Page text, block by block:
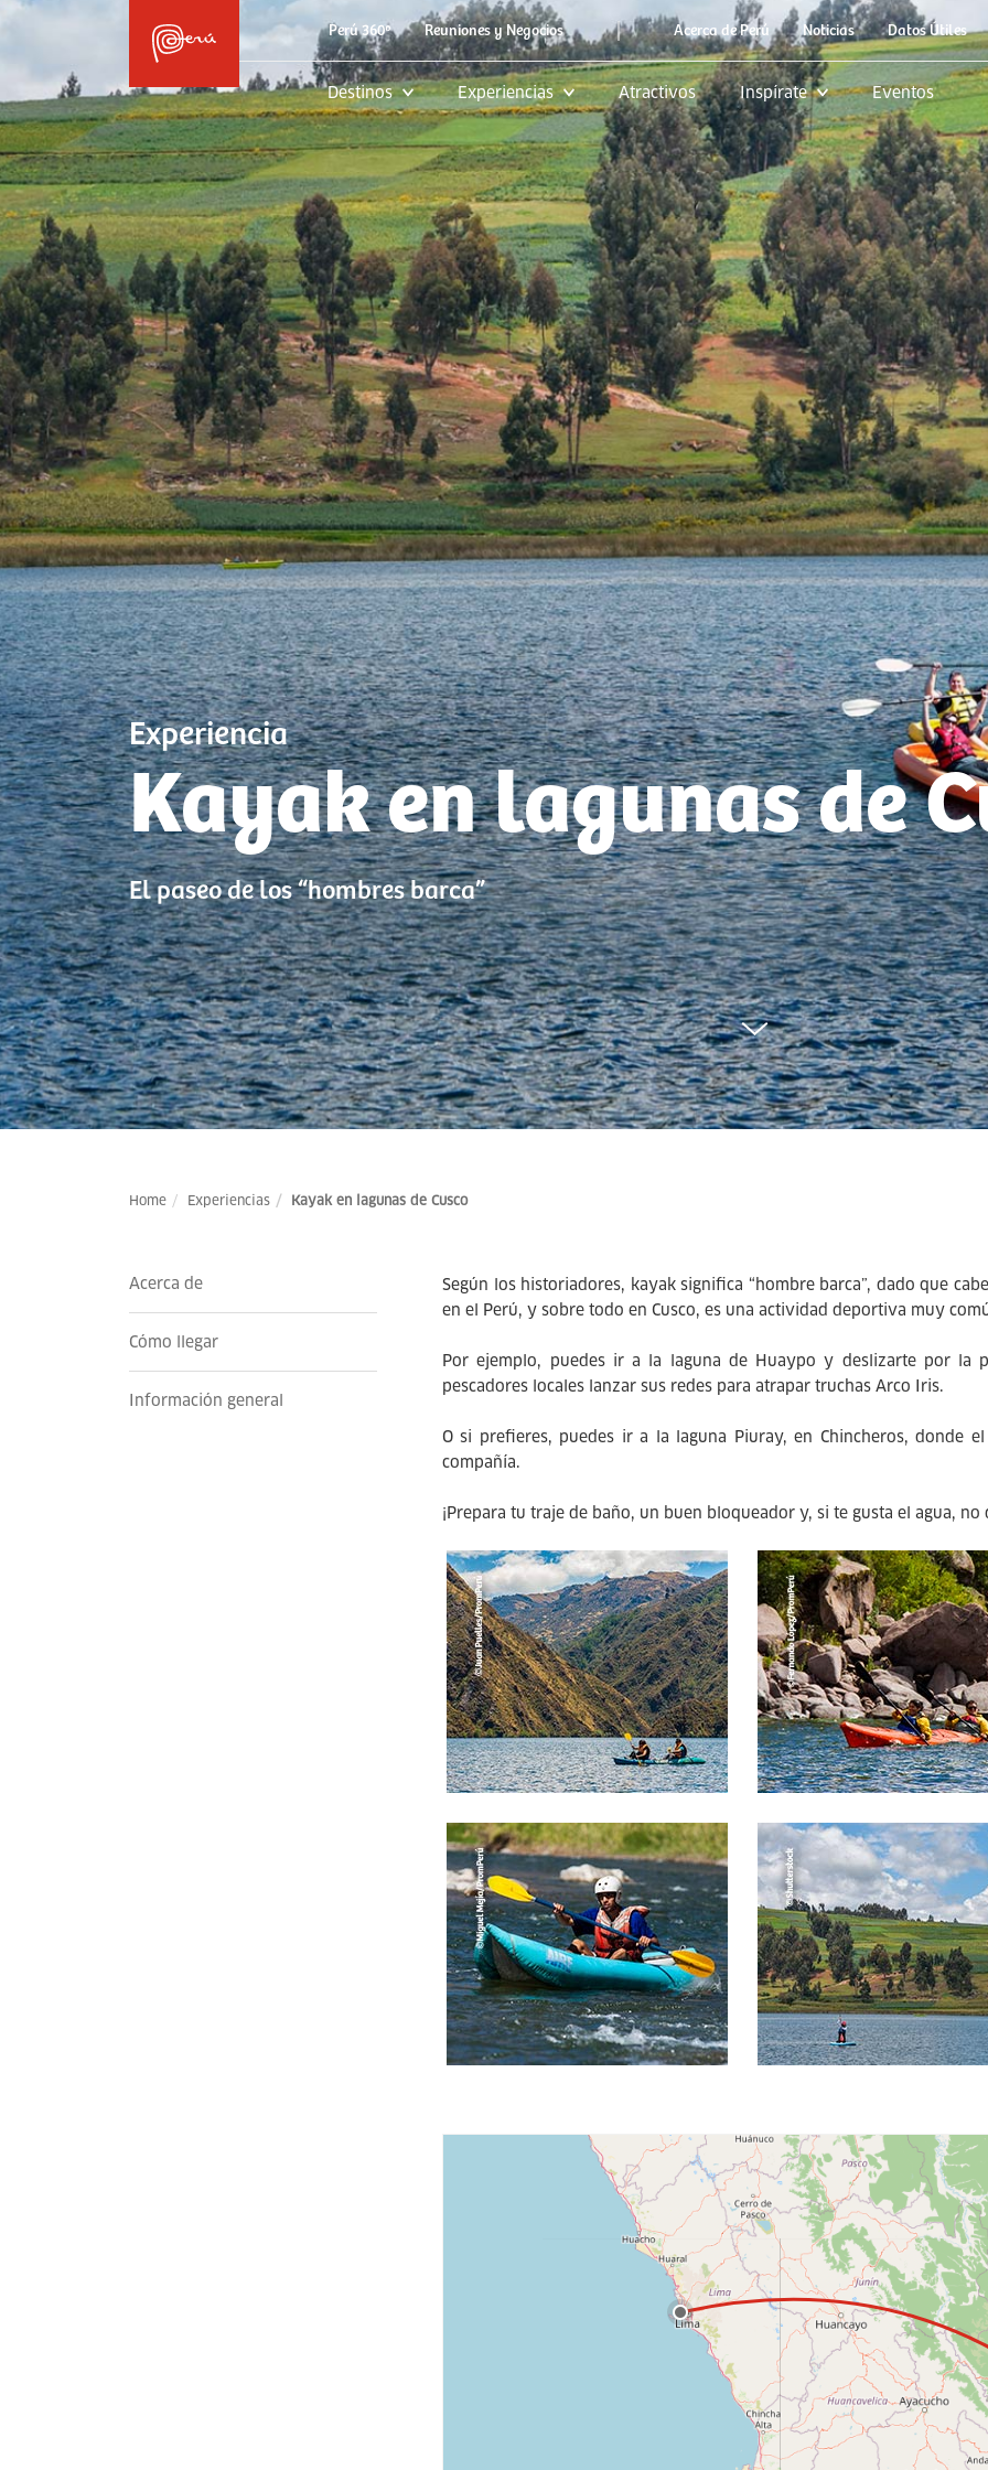
Perú 360º Reuniones y Negocios | Acerca de Perú Noticias Datos Útiles
Destinos Experiencias Atractivos Inspírate Eventos
Experiencia
Kayak en lagunas de
El paseo de los “hombres barca”
Home Experiencias Kayak en lagunas de Cusco
Acerca de
Cómo llegar
Información general
Según los historiadores, kayak significa “hombre barca”, dado que
en el Perú, y sobre todo en Cusco, es una actividad deportiva muy
Por ejemplo, puedes ir a la laguna de Huaypo y deslizarte por la
pescadores locales lanzar sus redes para atrapar truchas Arco Iris.
O si prefieres, puedes ir a la laguna Piuray, en Chincheros, donde
compañía.
¡Prepara tu traje de baño, un buen bloqueador y, si te gusta el agua,